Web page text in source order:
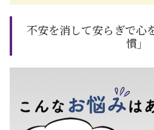
不安を消して安らぎで心
慣」